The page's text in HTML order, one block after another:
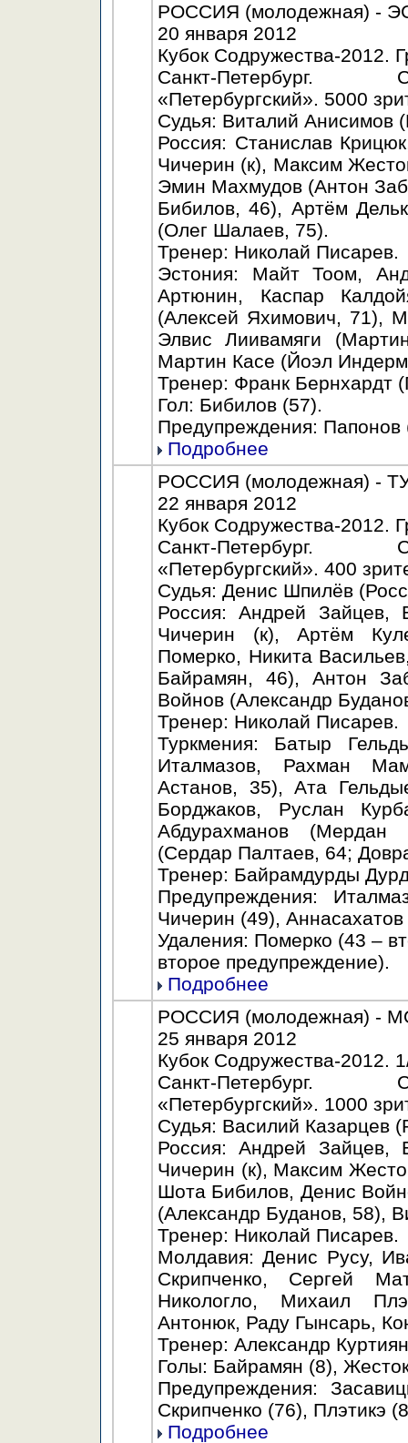
РОССИЯ (молодежная) -
20 января 2012
Кубок Содружества-2012.
Санкт-Петербург.
«Петербургский». 5000
Судья: Виталий Анисимов
Россия: Станислав
Чичерин (к), Максим
Эмин Махмудов (Антон
Бибилов, 46), Артём
(Олег Шалаев, 75).
Тренер: Николай Писарев.
Эстония: Майт Тоом,
Артюнин, Каспар
(Алексей Яхимович, 71),
Элвис Лиивамяги
Мартин Касе (Йоэл
Тренер: Франк Бернхардт
Гол: Бибилов (57).
Предупреждения:
Подробнее
РОССИЯ (молодежная) -
22 января 2012
Кубок Содружества-2012.
Санкт-Петербург.
«Петербургский». 400
Судья: Денис Шпилёв
Россия: Андрей Зайцев,
Чичерин (к), Артём
Померко, Никита
Байрамян, 46), Антон
Войнов (Александр
Тренер: Николай Писарев.
Туркмения: Батыр
Италмазов, Рахман
Астанов, 35), Ата
Борджаков, Руслан
Абдурахманов
(Сердар Палтаев, 64;
Тренер: Байрамдурды
Предупреждения:
Чичерин (49),
Удаления: Померко (43 –
второе предупреждение).
Подробнее
РОССИЯ (молодежная) -
25 января 2012
Кубок Содружества-2012.
Санкт-Петербург.
«Петербургский». 1000
Судья: Василий Казарцев
Россия: Андрей Зайцев,
Чичерин (к), Максим
Шота Бибилов, Денис
(Александр Буданов, 58),
Тренер: Николай Писарев.
Молдавия: Денис Русу,
Скрипченко, Сергей
Никологло, Михаил
Антонюк, Раду Гынсарь,
Тренер: Александр
Голы: Байрамян (8),
Предупреждения:
Скрипченко (76), Плэтикэ
Подробнее